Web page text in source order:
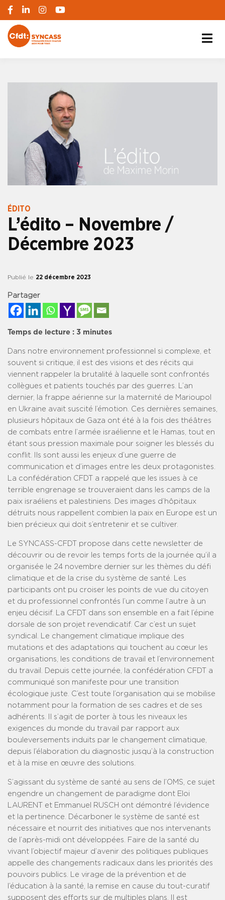
ÉDITO
L’édito – Novembre /
Décembre 2023
Publié le 22 décembre 2023
Partager
Temps de lecture : 3 minutes
Dans notre environnement professionnel si complexe, et
souvent si critique, il est des visions et des récits qui
viennent rappeler la brutalité à laquelle sont confrontés
collègues et patients touchés par des guerres. L’an
dernier, la frappe aérienne sur la maternité de Marioupol
en Ukraine avait suscité l’émotion. Ces dernières semaines,
plusieurs hôpitaux de Gaza ont été à la fois des théâtres
de combats entre l’armée israélienne et le Hamas, tout en
étant sous pression maximale pour soigner les blessés du
conflit. Ils sont aussi les enjeux d’une guerre de
communication et d’images entre les deux protagonistes.
La confédération CFDT a rappelé que les issues à ce
terrible engrenage se trouveraient dans les camps de la
paix israéliens et palestiniens. Des images d’hôpitaux
détruits nous rappellent combien la paix en Europe est un
bien précieux qui doit s’entretenir et se cultiver.
Le SYNCASS-CFDT propose dans cette newsletter de
découvrir ou de revoir les temps forts de la journée qu’il a
organisée le 24 novembre dernier sur les thèmes du défi
climatique et de la crise du système de santé. Les
participants ont pu croiser les points de vue du citoyen
et du professionnel confrontés l’un comme l’autre à un
enjeu décisif. La CFDT dans son ensemble en a fait l’épine
dorsale de son projet revendicatif. Car c’est un sujet
syndical. Le changement climatique implique des
mutations et des adaptations qui touchent au cœur les
organisations, les conditions de travail et l’environnement
du travail. Depuis cette journée, la confédération CFDT a
communiqué son manifeste pour une transition
écologique juste. C’est toute l’organisation qui se mobilise
notamment pour la formation de ses cadres et de ses
adhérents. Il s’agit de porter à tous les niveaux les
exigences du monde du travail par rapport aux
bouleversements induits par le changement climatique,
depuis l’élaboration du diagnostic jusqu’à la construction
et à la mise en œuvre des solutions.
S’agissant du système de santé au sens de l’OMS, ce sujet
engendre un changement de paradigme dont Eloi
LAURENT et Emmanuel RUSCH ont démontré l’évidence
et la pertinence. Décarboner le système de santé est
nécessaire et nourrit des initiatives que nos intervenants
de l’après-midi ont développées. Faire de la santé du
vivant l’objectif majeur d’avenir des politiques publiques
appelle des changements radicaux dans les priorités des
pouvoirs publics. Le virage de la prévention et de
l’éducation à la santé, la remise en cause du tout-curatif
supposent des efforts sur de multiples plans. Il est